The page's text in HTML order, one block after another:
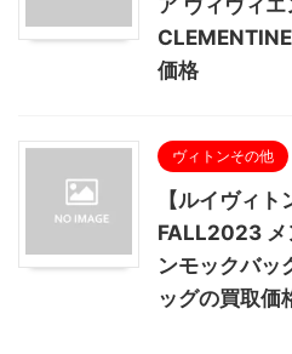
価格
ヴィトンその他
【ルイヴィ
FALL2023 メ
ンモックバッ
ッグの買取価